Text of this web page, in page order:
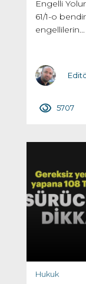
Engelli
61/1-o
engellilerin...
5707
Hukuk